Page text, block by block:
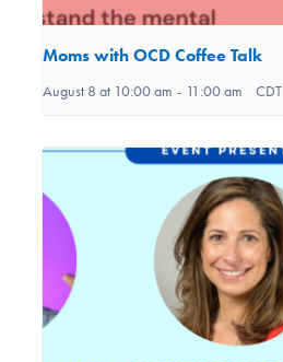
Moms with OCD Coffee Talk
August 8 at 10:00 am - 11:00 am CDT